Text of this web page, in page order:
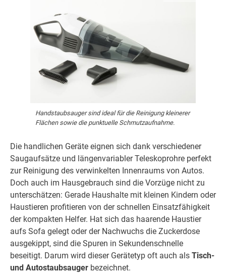
Handstaubsauger sind ideal für die Reinigung kleinerer
Flächen sowie die punktuelle Schmutzaufnahme.
Die handlichen Geräte eignen sich dank verschiedener
Saugaufsätze und längenvariabler Teleskoprohre perfekt
zur Reinigung des verwinkelten Innenraums von Autos.
Doch auch im Hausgebrauch sind die Vorzüge nicht zu
unterschätzen: Gerade Haushalte mit kleinen Kindern oder
Haustieren profitieren von der schnellen Einsatzfähigkeit
der kompakten Helfer. Hat sich das haarende Haustier
aufs Sofa gelegt oder der Nachwuchs die Zuckerdose
ausgekippt, sind die Spuren in Sekundenschnelle
beseitigt. Darum wird dieser Gerätetyp oft auch als Tisch-
und Autostaubsauger bezeichnet.